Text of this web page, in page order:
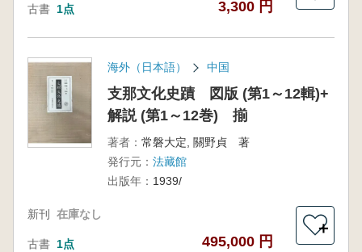
古書 1点 3,300 円
海外（日本語） 中国
支那文化史蹟 図版 (第1～12輯)+
解説 (第1～12巻) 揃
著者： 常磐大定, 關野貞 著
発行元： 法藏館
出版年： 1939/
新刊 在庫なし
古書 1点 495,000 円
＋